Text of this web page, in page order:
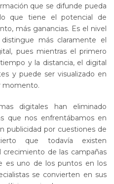
que se difunde pueda
que tiene el potencial de
más ganancias. Es el nivel
más claramente el
pues mientras el primero
y la distancia, el digital
y puede ser visualizado en
momento.
digitales han eliminado
que nos enfrentábamos en
publicidad por cuestiones de
que todavía existen
de las campañas
es uno de los puntos en los
se convierten en sus